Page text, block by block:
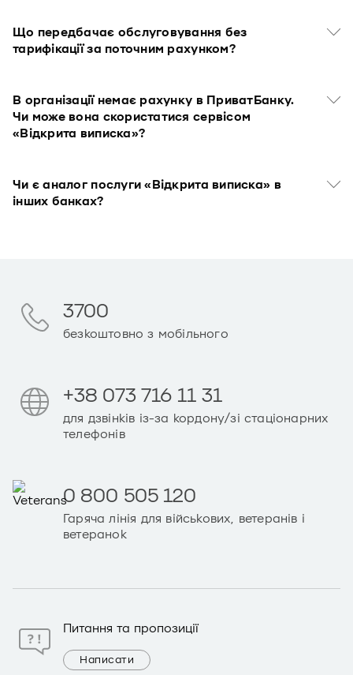
Що передбачає обслуговування без
тарифікації за поточним рахунком?
В організації немає рахунку в ПриватБанку.
Чи може вона скористатися сервісом
«Відкрита виписка»?
Чи є аналог послуги «Відкрита виписка» в
інших банках?
3700
безкоштовно з мобільного
+38 073 716 11 31
для дзвінків із-за кордону/зі стаціонарних
телефонів
0 800 505 120
Гаряча лінія для військових, ветеранів і
ветеранок
Питання та пропозиції
Написати